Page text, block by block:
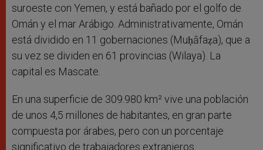
suroeste con Yemen, y está bañado por el golfo de
Omán y el mar Arábigo. Administrativamente, Omán
está dividido en 11 gobernaciones (Muḥāfaẓa), que a
su vez se dividen en 61 provincias (Wilaya). La
capital es Mascate.
En una superficie de 309.980 km² vive una población
de unos 4,5 millones de habitantes, en gran parte
compuesta por árabes, pero con un porcentaje
significativo de trabajadores extranjeros